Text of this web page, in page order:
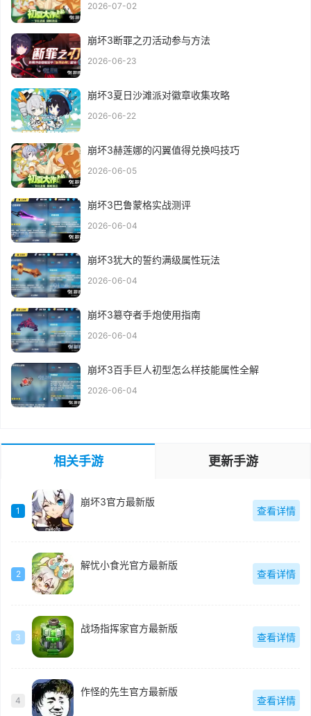
2026-07-02
崩坏3断罪之刃活动参与方法
2026-06-23
崩坏3夏日沙滩派对徽章收集攻略
2026-06-22
崩坏3赫莲娜的闪翼值得兑换吗技巧
2026-06-05
崩坏3巴鲁蒙格实战测评
2026-06-04
崩坏3犹大的誓约满级属性玩法
2026-06-04
崩坏3簒夺者手炮使用指南
2026-06-04
崩坏3百手巨人初型怎么样技能属性全解
2026-06-04
相关手游 更新手游
1
崩坏3官方最新版
查看详情
2
解忧小食光官方最新版
查看详情
3
战场指挥家官方最新版
查看详情
4
作怪的先生官方最新版
查看详情